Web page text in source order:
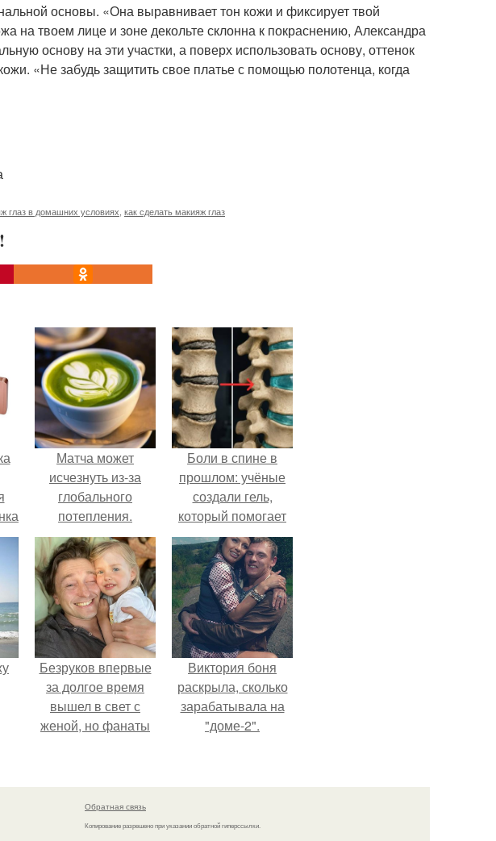
основы. «Она выравнивает тон кожи и фиксирует твой
на твоем лице и зоне декольте склонна к покраснению, Александра
основу на эти участки, а поверх использовать основу, оттенок
«Не забудь защитить свое платье с помощью полотенца, когда
глаз в домашних условиях как сделать макияж глаз
Матча может
исчезнуть из-за
глобального
потепления.
Боли в спине в
прошлом: учёные
создали гель,
который помогает
восстанавливать
межпозвоночные
диски.
Безруков впервые
за долгое время
вышел в свет с
женой, но фанаты
Анны: "какая она
скучная.
Виктория боня
раскрыла, сколько
зарабатывала на
"доме-2".
Обратная связь
Копирование разрешено при указании обратной гиперссылки.